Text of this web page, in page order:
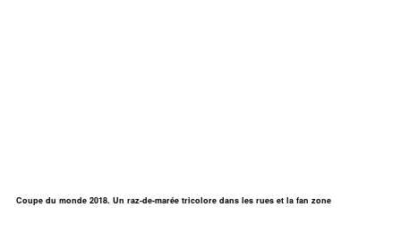
Coupe du monde 2018. Un raz-de-marée tricolore dans les rues et la fan zone